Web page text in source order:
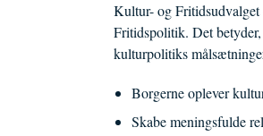
Kultur- og Fritidsudvalget
Fritidspolitik. Det
kulturpolitiks
Borgerne oplever
Skabe meningsfulde